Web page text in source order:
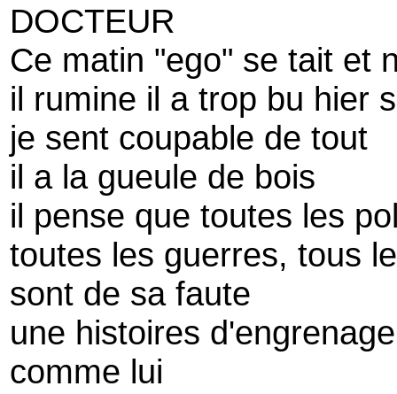
DOCTEUR
Ce matin "ego" se tait et
il rumine il a trop bu hier
je sent coupable de tout
il a la gueule de bois
il pense que toutes les
toutes les guerres, tous
sont de sa faute
une histoires
comme lui